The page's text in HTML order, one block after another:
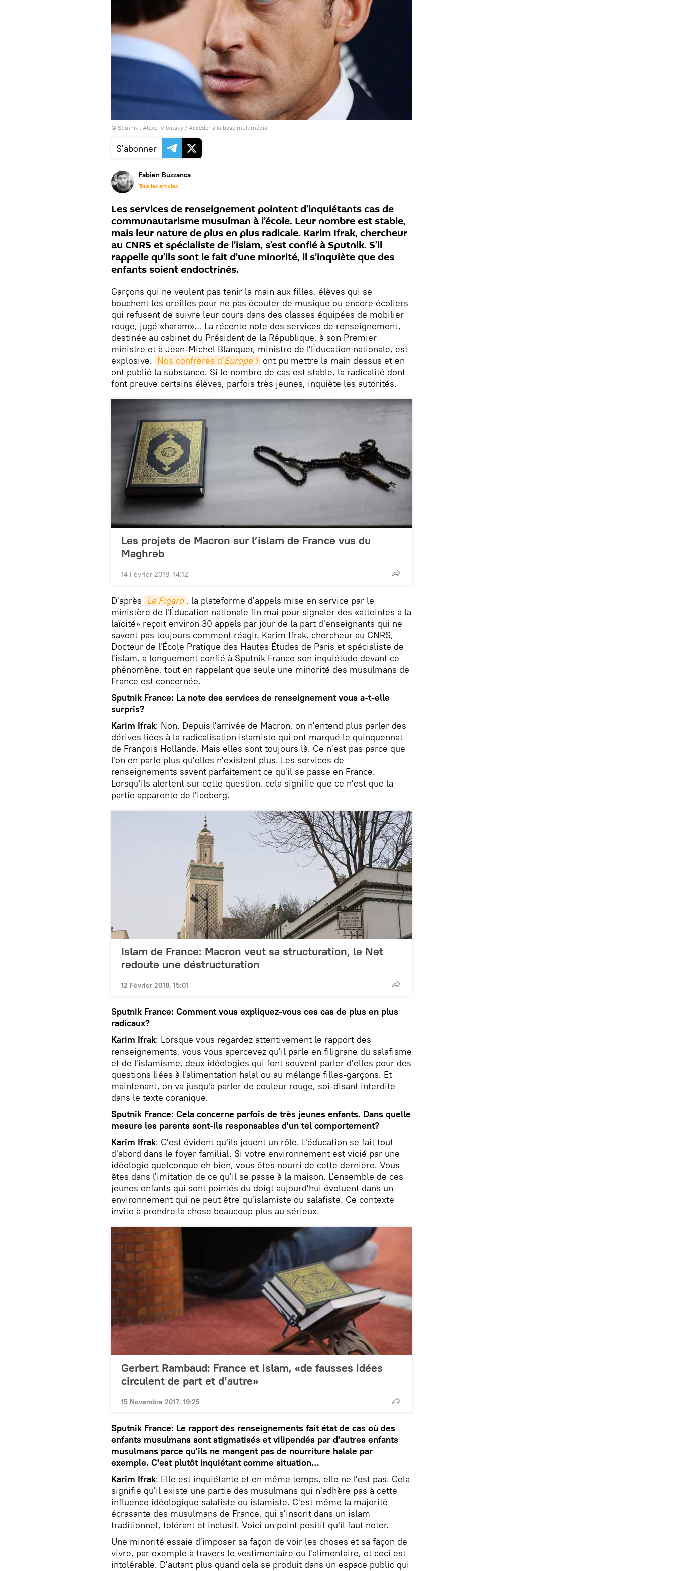
© Sputnik . Alexei Vitvitsky / Accéder à la base multimédia
S'abonner
Fabien Buzzanca
Tous les articles
Les services de renseignement pointent d’inquiétants cas de
communautarisme musulman à l’école. Leur nombre est stable,
mais leur nature de plus en plus radicale. Karim Ifrak, chercheur
au CNRS et spécialiste de l’islam, s’est confié à Sputnik. S’il
rappelle qu’ils sont le fait d’une minorité, il s’inquiète que des
enfants soient endoctrinés.
Garçons qui ne veulent pas tenir la main aux filles, élèves qui se
bouchent les oreilles pour ne pas écouter de musique ou encore écoliers
qui refusent de suivre leur cours dans des classes équipées de mobilier
rouge, jugé «haram»… La récente note des services de renseignement,
destinée au cabinet du Président de la République, à son Premier
ministre et à Jean-Michel Blanquer, ministre de l'Éducation nationale, est
explosive. Nos confrères d'Europe 1 ont pu mettre la main dessus et en
ont publié la substance. Si le nombre de cas est stable, la radicalité dont
font preuve certains élèves, parfois très jeunes, inquiète les autorités.
Les projets de Macron sur l’islam de France vus du
Maghreb
14 Février 2018, 14:12
D'après Le Figaro , la plateforme d'appels mise en service par le
ministère de l'Éducation nationale fin mai pour signaler des «atteintes à la
laïcité» reçoit environ 30 appels par jour de la part d'enseignants qui ne
savent pas toujours comment réagir. Karim Ifrak, chercheur au CNRS,
Docteur de l'École Pratique des Hautes Études de Paris et spécialiste de
l'islam, a longuement confié à Sputnik France son inquiétude devant ce
phénomène, tout en rappelant que seule une minorité des musulmans de
France est concernée.
Sputnik France: La note des services de renseignement vous a-t-elle
surpris?
Karim Ifrak: Non. Depuis l'arrivée de Macron, on n'entend plus parler des
dérives liées à la radicalisation islamiste qui ont marqué le quinquennat
de François Hollande. Mais elles sont toujours là. Ce n'est pas parce que
l'on en parle plus qu'elles n'existent plus. Les services de
renseignements savent parfaitement ce qu'il se passe en France.
Lorsqu'ils alertent sur cette question, cela signifie que ce n'est que la
partie apparente de l'iceberg.
Islam de France: Macron veut sa structuration, le Net
redoute une déstructuration
12 Février 2018, 15:01
Sputnik France: Comment vous expliquez-vous ces cas de plus en plus
radicaux?
Karim Ifrak: Lorsque vous regardez attentivement le rapport des
renseignements, vous vous apercevez qu'il parle en filigrane du salafisme
et de l'islamisme, deux idéologies qui font souvent parler d'elles pour des
questions liées à l'alimentation halal ou au mélange filles-garçons. Et
maintenant, on va jusqu'à parler de couleur rouge, soi-disant interdite
dans le texte coranique.
Sputnik France: Cela concerne parfois de très jeunes enfants. Dans quelle
mesure les parents sont-ils responsables d'un tel comportement?
Karim Ifrak: C'est évident qu'ils jouent un rôle. L'éducation se fait tout
d'abord dans le foyer familial. Si votre environnement est vicié par une
idéologie quelconque eh bien, vous êtes nourri de cette dernière. Vous
êtes dans l'imitation de ce qu'il se passe à la maison. L'ensemble de ces
jeunes enfants qui sont pointés du doigt aujourd'hui évoluent dans un
environnement qui ne peut être qu'islamiste ou salafiste. Ce contexte
invite à prendre la chose beaucoup plus au sérieux.
Gerbert Rambaud: France et islam, «de fausses idées
circulent de part et d’autre»
15 Novembre 2017, 19:25
Sputnik France: Le rapport des renseignements fait état de cas où des
enfants musulmans sont stigmatisés et vilipendés par d'autres enfants
musulmans parce qu'ils ne mangent pas de nourriture halale par
exemple. C'est plutôt inquiétant comme situation…
Karim Ifrak: Elle est inquiétante et en même temps, elle ne l'est pas. Cela
signifie qu'il existe une partie des musulmans qui n'adhère pas à cette
influence idéologique salafiste ou islamiste. C'est même la majorité
écrasante des musulmans de France, qui s'inscrit dans un islam
traditionnel, tolérant et inclusif. Voici un point positif qu'il faut noter.
Une minorité essaie d'imposer sa façon de voir les choses et sa façon de
vivre, par exemple à travers le vestimentaire ou l'alimentaire, et ceci est
intolérable. D'autant plus quand cela se produit dans un espace public qui